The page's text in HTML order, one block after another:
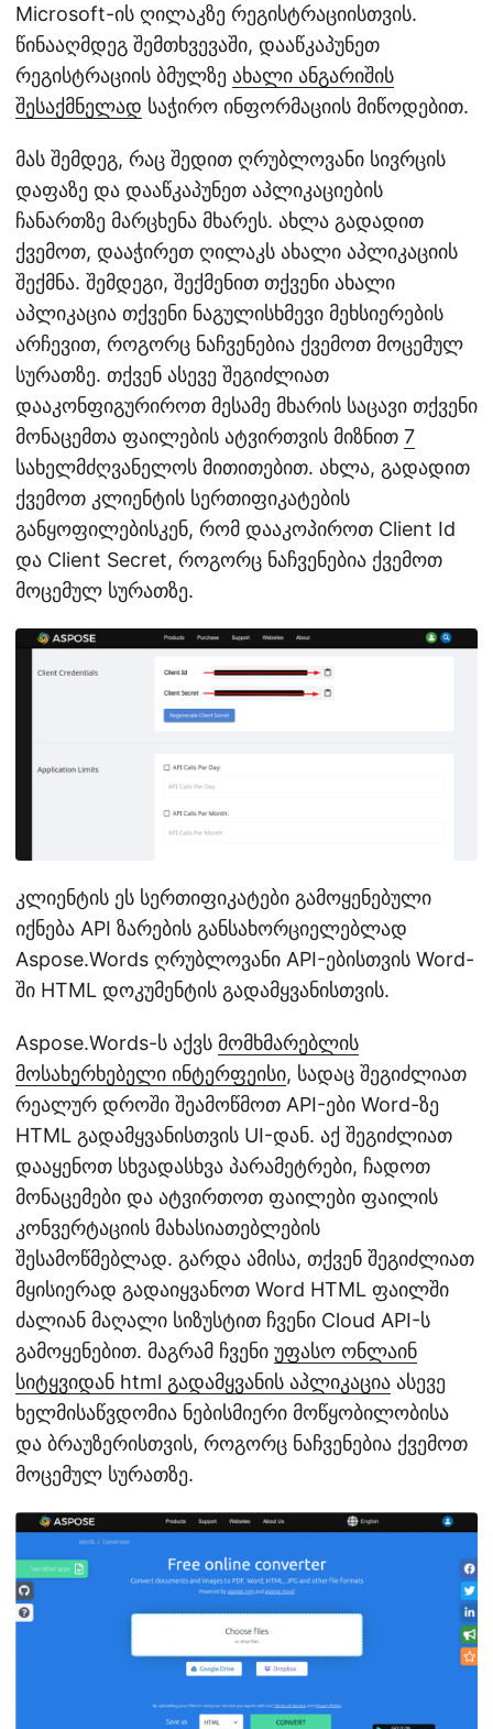
Microsoft-ის ღილაკზე რეგისტრაციისთვის.
წინააღმდეგ შემთხვევაში, დააწკაპუნეთ
რეგისტრაციის ბმულზე ახალი ანგარიშის
შესაქმნელად საჭირო ინფორმაციის მიწოდებით.
მას შემდეგ, რაც შედით ღრუბლოვანი სივრცის
დაფაზე და დააწკაპუნეთ აპლიკაციების
ჩანართზე მარცხენა მხარეს. ახლა გადადით
ქვემოთ, დააჭირეთ ღილაკს ახალი აპლიკაციის
შექმნა. შემდეგი, შექმენით თქვენი ახალი
აპლიკაცია თქვენი ნაგულისხმევი მეხსიერების
არჩევით, როგორც ნაჩვენებია ქვემოთ მოცემულ
სურათზე. თქვენ ასევე შეგიძლიათ
დააკონფიგურიროთ მესამე მხარის საცავი თქვენი
მონაცემთა ფაილების ატვირთვის მიზნით 7
სახელმძღვანელოს მითითებით. ახლა, გადადით
ქვემოთ კლიენტის სერთიფიკატების
განყოფილებისკენ, რომ დააკოპიროთ Client Id
და Client Secret, როგორც ნაჩვენებია ქვემოთ
მოცემულ სურათზე.
კლიენტის ეს სერთიფიკატები გამოყენებული
იქნება API ზარების განსახორციელებლად
Aspose.Words ღრუბლოვანი API-ებისთვის Word-
ში HTML დოკუმენტის გადამყვანისთვის.
Aspose.Words-ს აქვს მომხმარებლის
მოსახერხებელი ინტერფეისი, სადაც შეგიძლიათ
რეალურ დროში შეამოწმოთ API-ები Word-ზე
HTML გადამყვანისთვის UI-დან. აქ შეგიძლიათ
დააყენოთ სხვადასხვა პარამეტრები, ჩადოთ
მონაცემები და ატვირთოთ ფაილები ფაილის
კონვერტაციის მახასიათებლების
შესამოწმებლად. გარდა ამისა, თქვენ შეგიძლიათ
მყისიერად გადაიყვანოთ Word HTML ფაილში
ძალიან მაღალი სიზუსტით ჩვენი Cloud API-ს
გამოყენებით. მაგრამ ჩვენი უფასო ონლაინ
სიტყვიდან html გადამყვანის აპლიკაცია ასევე
ხელმისაწვდომია ნებისმიერი მოწყობილობისა
და ბრაუზერისთვის, როგორც ნაჩვენებია ქვემოთ
მოცემულ სურათზე.